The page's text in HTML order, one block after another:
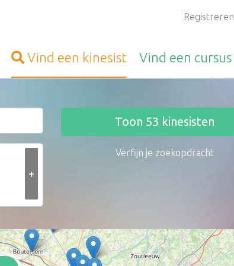
Registreren
Vind een kinesist Vind een cursus
+
Toon 53 kinesisten
Verfijn je zoekopdracht